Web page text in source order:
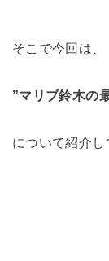
そこで今回は、
”マリブ鈴木の
について紹介し